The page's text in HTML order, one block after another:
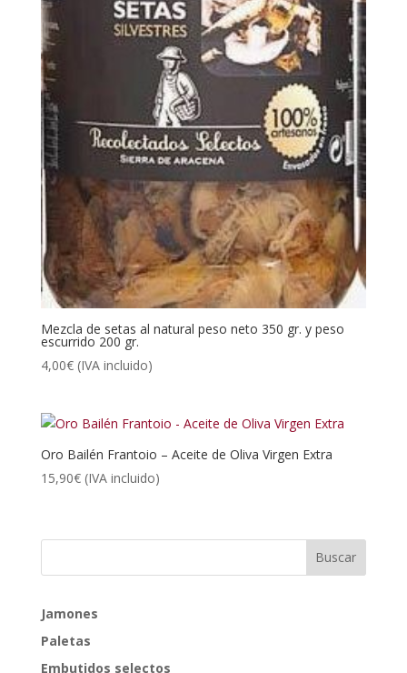
Mezcla de setas al natural peso neto 350 gr. y peso
escurrido 200 gr.
4,00€ (IVA incluido)
Oro Bailén Frantoio – Aceite de Oliva Virgen Extra
15,90€ (IVA incluido)
Jamones
Paletas
Embutidos selectos